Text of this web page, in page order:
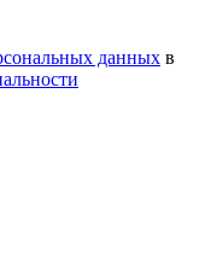
данных в